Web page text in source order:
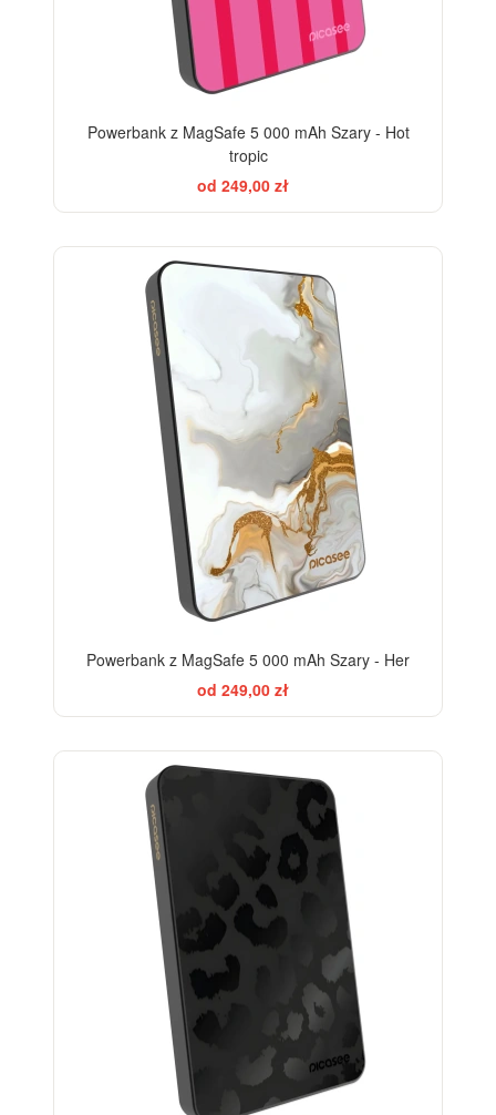
Powerbank z MagSafe 5 000 mAh Szary - Hot
tropic
od 249,00 zł
Powerbank z MagSafe 5 000 mAh Szary - Her
od 249,00 zł